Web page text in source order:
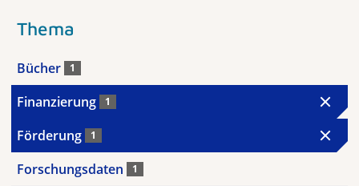
Thema
Bücher 1
Finanzierung 1
Förderung 1
Forschungsdaten 1